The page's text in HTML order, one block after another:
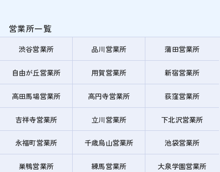
営業所一覧
渋谷営業所 品川営業所 蒲田営業所
自由が丘営業所 用賀営業所 新宿営業所
高田馬場営業所 高円寺営業所 荻窪営業所
吉祥寺営業所 立川営業所 下北沢営業所
永福町営業所 千歳烏山営業所 池袋営業所
巣鴨営業所 練馬営業所 大泉学園営業所